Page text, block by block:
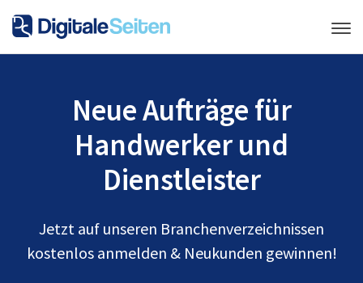
Neue Aufträge für
Handwerker und
Dienstleister
Jetzt auf unseren Branchenverzeichnissen
kostenlos anmelden & Neukunden gewinnen!